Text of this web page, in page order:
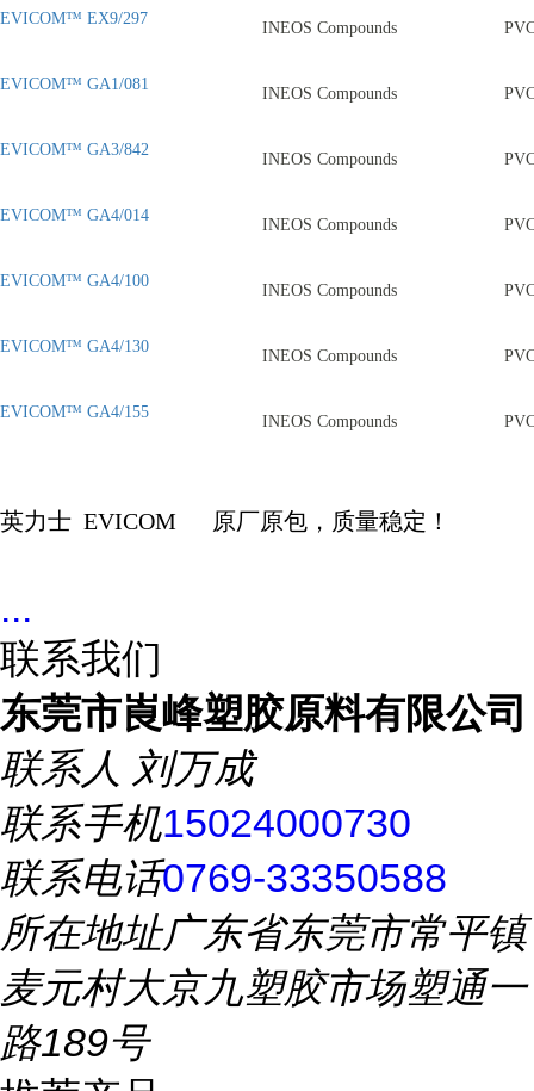
EVICOM™ EX9/297
INEOS Compounds
EVICOM™ GA1/081
INEOS Compounds
EVICOM™ GA3/842
INEOS Compounds
EVICOM™ GA4/014
INEOS Compounds
EVICOM™ GA4/100
INEOS Compounds
EVICOM™ GA4/130
INEOS Compounds
EVICOM™ GA4/155
INEOS Compounds
英力士 EVICOM 原厂原包，质量稳定！
...
联系我们
东莞市崀峰塑胶原料有限公司
联系人 刘万成
联系手机15024000730
联系电话0769-33350588
所在地址广东省东莞市常平镇
麦元村大京九塑胶市场塑通一
路189号